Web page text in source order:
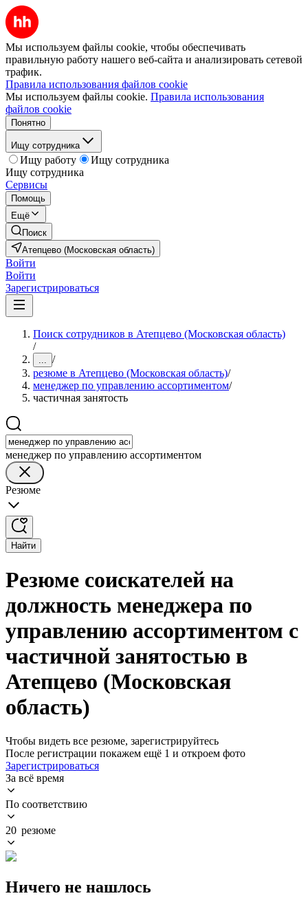
Мы используем файлы cookie, чтобы обеспечивать
правильную работу нашего веб-сайта и анализировать сетевой
трафик.
Правила использования файлов cookie
Мы используем файлы cookie. Правила использования
файлов cookie
Понятно
Ищу сотрудника
Ищу работу
Ищу сотрудника
Ищу сотрудника
Сервисы
Помощь
Ещё
Поиск
Атепцево (Московская область)
Войти
Войти
Зарегистрироваться
Поиск сотрудников в Атепцево (Московская область)
/
... /
резюме в Атепцево (Московская область)/
менеджер по управлению ассортиментом/
частичная занятость
менеджер по управлению ассортиментом
Резюме
Найти
Резюме соискателей на
должность менеджера по
управлению ассортиментом с
частичной занятостью в
Атепцево (Московская
область)
Чтобы видеть все резюме, зарегистрируйтесь
После регистрации покажем ещё 1 и откроем фото
Зарегистрироваться
За всё время
По соответствию
20 резюме
Ничего не нашлось